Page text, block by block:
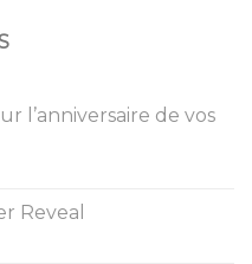
l’anniversaire de vos
Reveal